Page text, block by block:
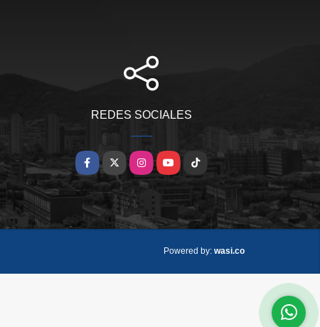
REDES SOCIALES
Facebook
X InstagramYouTubeTikTok
Powered by: wasi.co